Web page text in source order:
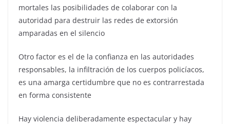
mortales las posibilidades de colaborar con la
autoridad para destruir las redes de extorsión
amparadas en el silencio
Otro factor es el de la confianza en las autoridades
responsables, la infiltración de los cuerpos policíacos,
es una amarga certidumbre que no es contrarrestada
en forma consistente
Hay violencia deliberadamente espectacular y hay